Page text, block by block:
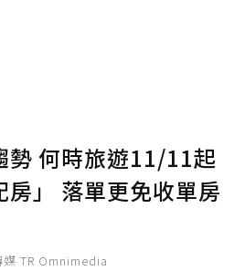
確認送出
勢 何時旅遊11/11起
」 落單更免收單房
媒 TR Omnimedia